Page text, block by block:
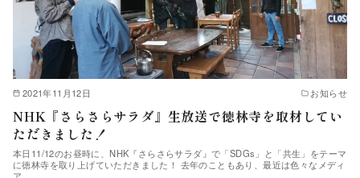
2021年11月12日 お知らせ
NHK『さらさらサラダ』生放送で徳林寺を取材してい
ただきました！
本日11/12のお昼時に、NHK『さらさらサラダ』で「SDGs」と「共生」をテーマ
に徳林寺を取り上げていただきました！ 去年のこともあり、最近は色々なメディ